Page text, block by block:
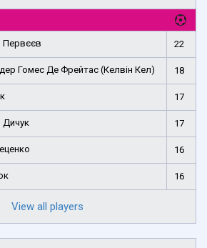
Первєєв 22
Гомес Де Фрейтас (Келвін Кел) 18
17
Дичук 17
16
16
View all players